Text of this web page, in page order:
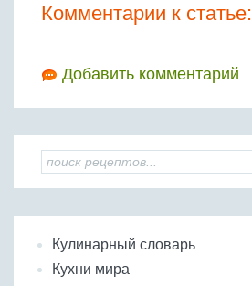
Комментарии к статье:
Добавить комментарий
Кулинарный словарь
Кухни мира